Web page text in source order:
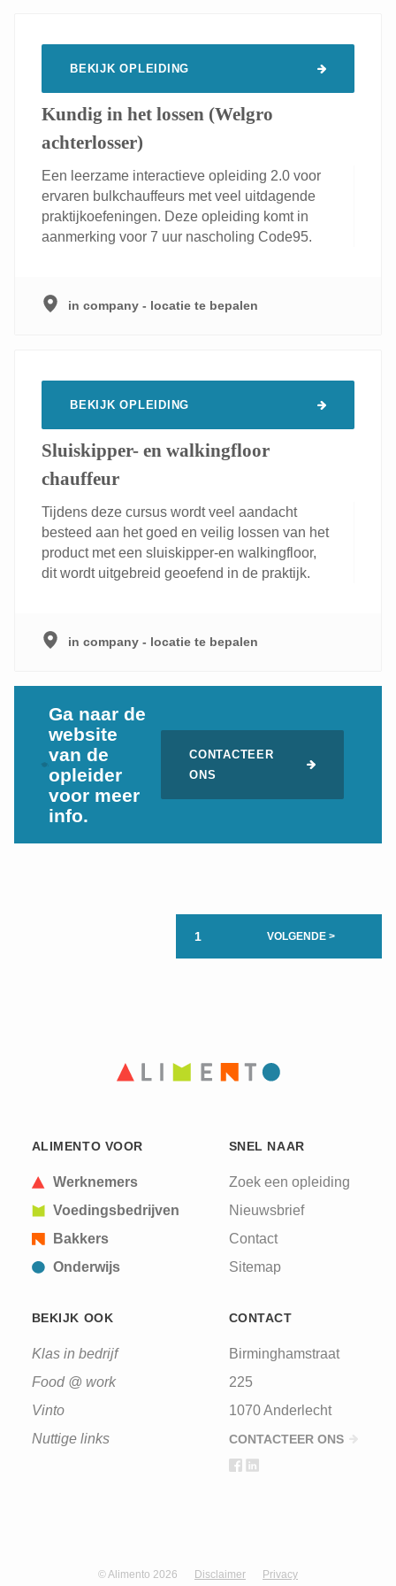
BEKIJK OPLEIDING
Kundig in het lossen (Welgro
achterlosser)
Een leerzame interactieve opleiding 2.0 voor
ervaren bulkchauffeurs met veel uitdagende
praktijkoefeningen. Deze opleiding komt in
aanmerking voor 7 uur nascholing Code95.
in company - locatie te bepalen
BEKIJK OPLEIDING
Sluiskipper- en walkingfloor
chauffeur
Tijdens deze cursus wordt veel aandacht
besteed aan het goed en veilig lossen van het
product met een sluiskipper-en walkingfloor,
dit wordt uitgebreid geoefend in de praktijk.
in company - locatie te bepalen
Ga naar de
website
van de
opleider
voor meer
info.
CONTACTEER
ONS
1 VOLGENDE >
ALIMENTO VOOR
Werknemers
Voedingsbedrijven
Bakkers
Onderwijs
SNEL NAAR
Zoek een opleiding
Nieuwsbrief
Contact
Sitemap
BEKIJK OOK
Klas in bedrijf
Food @ work
Vinto
Nuttige links
CONTACT
Birminghamstraat
225
1070 Anderlecht
CONTACTEER ONS
© Alimento 2026 Disclaimer Privacy